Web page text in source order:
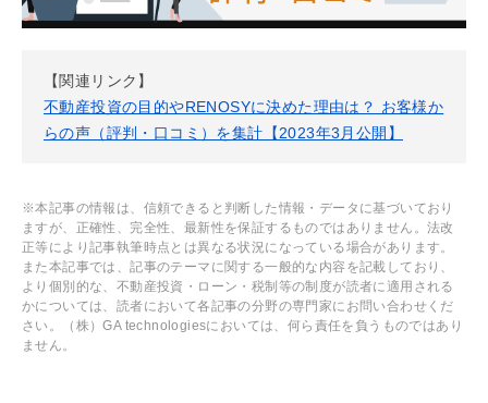
【関連リンク】
不動産投資の目的やRENOSYに決めた理由は？ お客様か
らの声（評判・口コミ）を集計【2023年3月公開】
※本記事の情報は、信頼できると判断した情報・データに基づいており
ますが、正確性、完全性、最新性を保証するものではありません。法改
正等により記事執筆時点とは異なる状況になっている場合があります。
また本記事では、記事のテーマに関する一般的な内容を記載しており、
より個別的な、不動産投資・ローン・税制等の制度が読者に適用される
かについては、読者において各記事の分野の専門家にお問い合わせくだ
さい。（株）GA technologiesにおいては、何ら責任を負うものではあり
ません。